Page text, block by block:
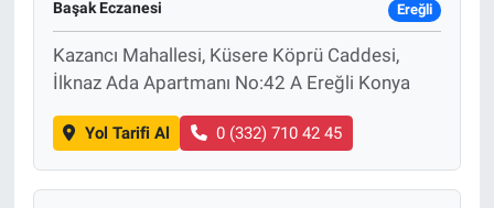
Başak Eczanesi Ereğli
Kazancı Mahallesi, Küsere Köprü Caddesi,
İlknaz Ada Apartmanı No:42 A Ereğli Konya
Yol Tarifi Al 0 (332) 710 42 45